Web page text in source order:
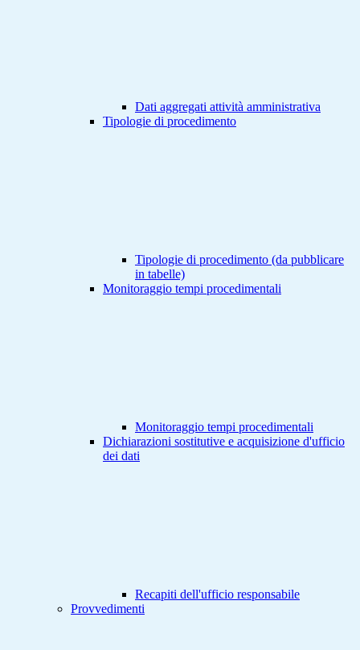
Dati aggregati attività amministrativa
Tipologie di procedimento
Tipologie di procedimento (da pubblicare
in tabelle)
Monitoraggio tempi procedimentali
Monitoraggio tempi procedimentali
Dichiarazioni sostitutive e acquisizione d'ufficio
dei dati
Recapiti dell'ufficio responsabile
Provvedimenti